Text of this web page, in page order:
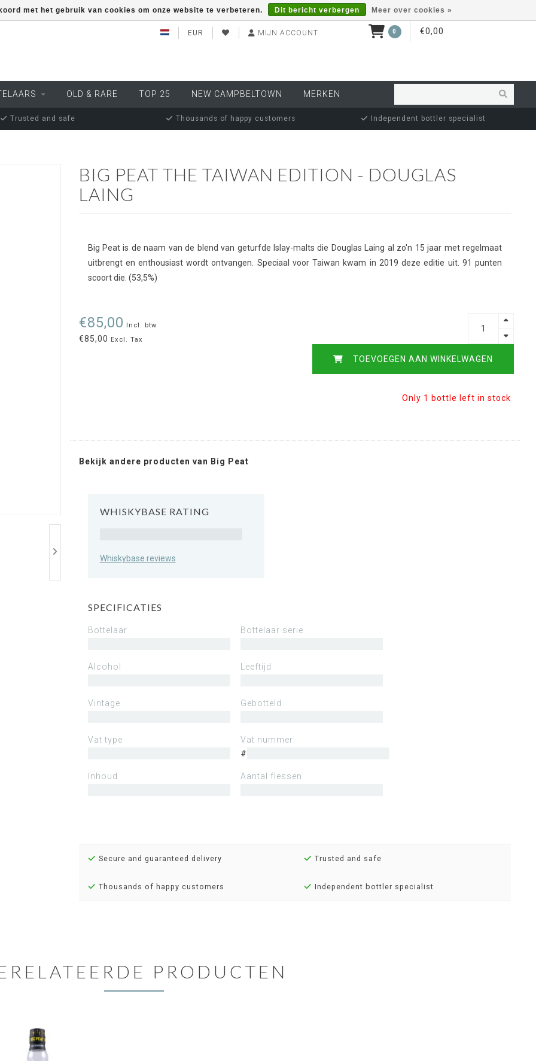
EUR MIJN ACCOUNT 0 €0,00
OLD & RARE TOP 25 NEW CAMPBELTOWN MERKEN
Trusted and safe Thousands of happy customers Independent bottler specialist
BIG PEAT THE TAIWAN EDITION - DOUGLAS
LAING
Big Peat is de naam van de blend van geturfde Islay-malts die Douglas Laing al zo'n 15 jaar met regelmaat
uitbrengt en enthousiast wordt ontvangen. Speciaal voor Taiwan kwam in 2019 deze editie uit. 91 punten
scoort die. (53,5%)
€85,00 Incl. btw
€85,00 Excl. Tax
TOEVOEGEN AAN WINKELWAGEN
Only 1 bottle left in stock
Bekijk andere producten van Big Peat
WHISKYBASE RATING
Whiskybase reviews
SPECIFICATIES
Bottelaar Bottelaar serie
Alcohol Leeftijd
Vintage Gebotteld
Vat type
Vat nummer
#
Inhoud Aantal flessen
Secure and guaranteed delivery Trusted and safe
Thousands of happy customers Independent bottler specialist
PRODUCTEN
met het gebruik van cookies om onze website te verbeteren. Dit bericht verbergen Meer over cookies »